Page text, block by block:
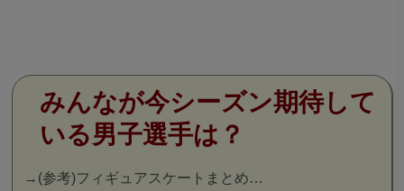
みんなが今シーズン期待して
いる男子選手は？
→ (参考)フィギュアスケートまとめ…